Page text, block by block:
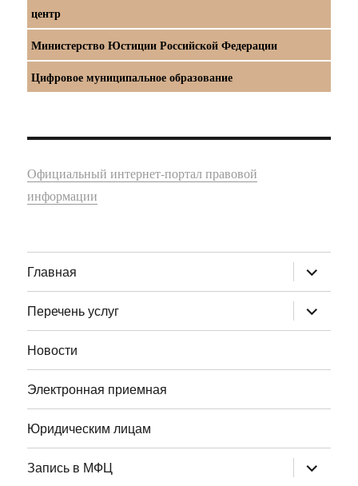
центр
Министерство Юстиции Российской Федерации
Цифровое муниципальное образование
Официальный интернет-портал правовой
информации
Главная раскрыть
дочернее
меню
Перечень услуг
раскрыть
дочернее
меню
Новости
Электронная приемная
Юридическим лицам
Запись в МФЦ раскрыть
дочернее